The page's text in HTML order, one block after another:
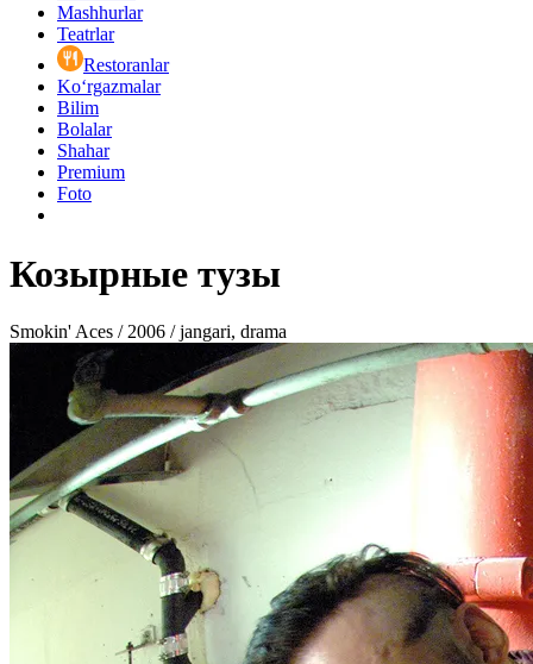
Mashhurlar
Teatrlar
Restoranlar
Ko‘rgazmalar
Bilim
Bolalar
Shahar
Premium
Foto
Козырные тузы
Smokin' Aces / 2006 / jangari, drama